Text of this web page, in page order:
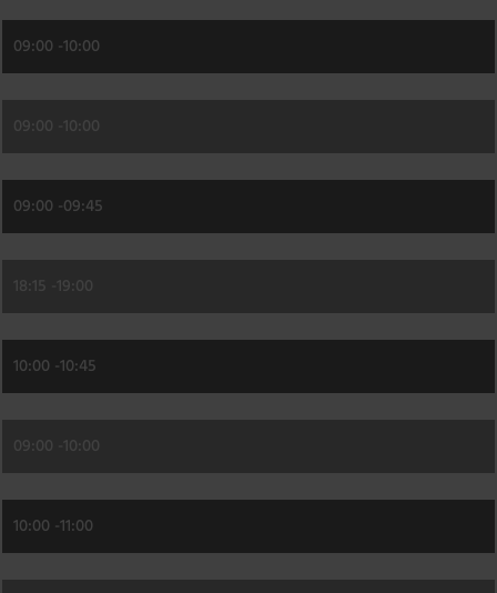
09:00 -10:00
09:00 - 10:00
09:00 -09:45
18:15 - 19:00
10:00 -10:45
09:00 - 10:00
10:00 -11:00